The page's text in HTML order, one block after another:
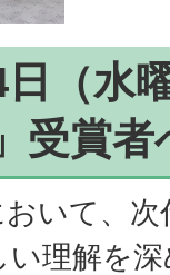
（水
受賞者
いて、
理解を